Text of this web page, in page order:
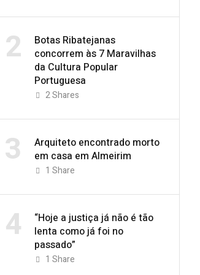
2
Botas Ribatejanas
concorrem às 7 Maravilhas
da Cultura Popular
Portuguesa
2Shares
3
Arquiteto encontrado morto
em casa em Almeirim
1 Share
4
“Hoje a justiça já não é tão
lenta como já foi no
passado”
1 Share